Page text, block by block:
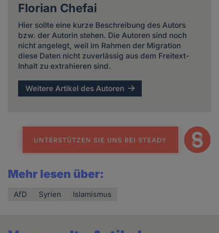
Florian Chefai
Hier sollte eine kurze Beschreibung des Autors
bzw. der Autorin stehen. Die Autoren sind noch
nicht angelegt, weil im Rahmen der Migration
diese Daten nicht zuverlässig aus dem Freitext-
Inhalt zu extrahieren sind.
Weitere Artikel des Autoren
Mehr lesen über:
AfD Syrien Islamismus